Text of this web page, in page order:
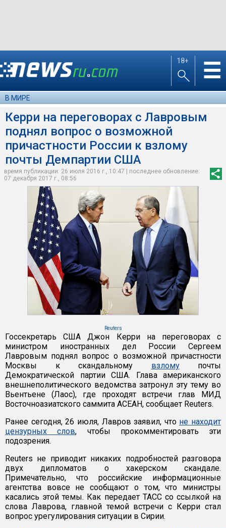
18+ ☰
В МИРЕ
Керри на переговорах с Лавровым
поднял вопрос о возможной
причастности России к взлому
почты Демпартии США
время публикации: 26 июля 2016 г., 10:47 | последнее обновление:
07 декабря 2017 г., 08:56
Reuters
Госсекретарь США Джон Керри на переговорах с
министром иностранных дел России Сергеем
Лавровым поднял вопрос о возможной причастности
Москвы к скандальному взломупочты
Демократической партии США. Глава американского
внешнеполитического ведомства затронул эту тему во
Вьентьене (Лаос), где проходят встречи глав МИД
Восточноазиатского саммита АСЕАН, сообщает Reuters.
Ранее сегодня, 26 июля, Лавров заявил, что не находит
цензурных слов, чтобы прокомментировать эти
подозрения.
Reuters не приводит никаких подробностей разговора
двух дипломатов о хакерском скандале.
Примечательно, что российские информационные
агентства вовсе не сообщают о том, что министры
касались этой темы. Как передает ТАСС со ссылкой на
слова Лаврова, главной темой встречи с Керри стал
вопрос урегулирования ситуации в Сирии.